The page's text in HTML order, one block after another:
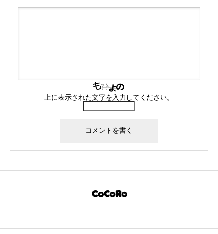
上に表示された文字を入力してください。